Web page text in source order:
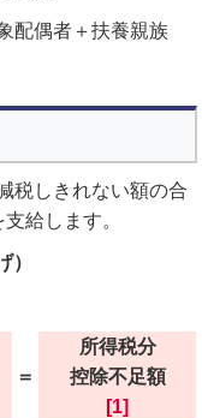
配偶者＋扶養親族
税しきれない額の合
給します。
）
＝
所得税分
控除不足額
[1]